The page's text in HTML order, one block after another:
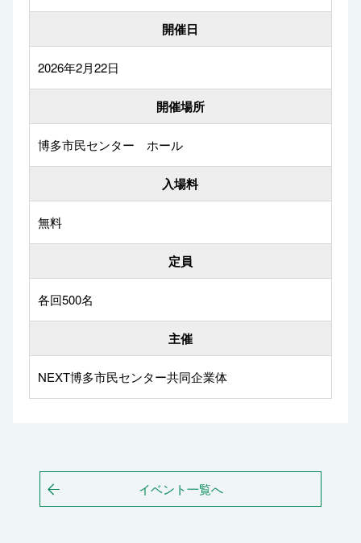
開催日
2026年2月22日
開催場所
博多市民センター ホール
入場料
無料
定員
各回500名
主催
NEXT博多市民センター共同企業体
イベント一覧へ